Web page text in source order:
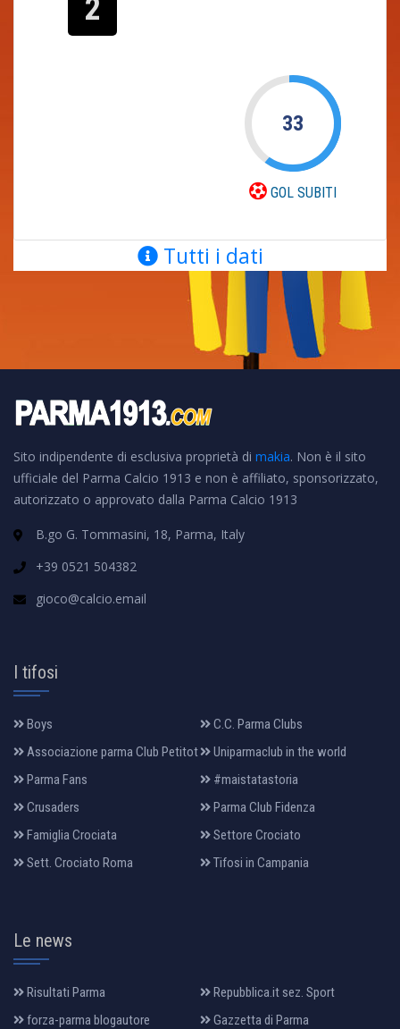
2
33
GOL SUBITI
Tutti i dati
Sito indipendente di esclusiva proprietà di makia. Non è il sito
ufficiale del Parma Calcio 1913 e non è affiliato, sponsorizzato,
autorizzato o approvato dalla Parma Calcio 1913
B.go G. Tommasini, 18, Parma, Italy
+39 0521 504382
gioco@calcio.email
I tifosi
Boys
C.C. Parma Clubs
Associazione parma Club Petitot
Uniparmaclub in the world
Parma Fans
#maistatastoria
Crusaders
Parma Club Fidenza
Famiglia Crociata
Settore Crociato
Sett. Crociato Roma
Tifosi in Campania
Le news
Risultati Parma
Repubblica.it sez. Sport
forza-parma blogautore
Gazzetta di Parma